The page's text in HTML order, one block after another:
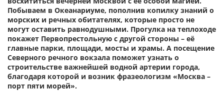
Побываем в Океанариуме, пополнив копилку знаний о
морских и речных обитателях, которые просто не
могут оставить равнодушными. Прогулка на теплоходе
покажет Первопрестольную с другой стороны – её
главные парки, площади, мосты и храмы. А посещение
Северного речного вокзала поможет узнать о
строительстве важнейшей водной артерии города,
благодаря которой и возник фразеологизм «Москва –
порт пяти морей».